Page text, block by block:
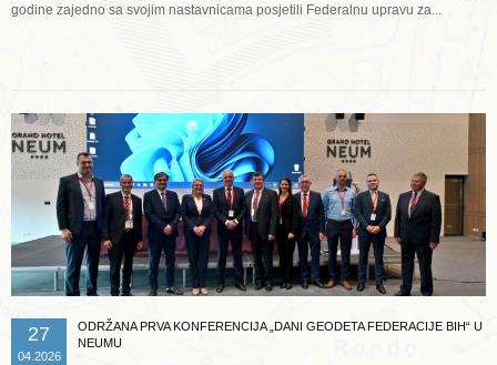
godine zajedno sa svojim nastavnicama posjetili Federalnu upravu za...
27
04.2026
ODRŽANA PRVA KONFERENCIJA „DANI GEODETA FEDERACIJE BIH“ U
NEUMU